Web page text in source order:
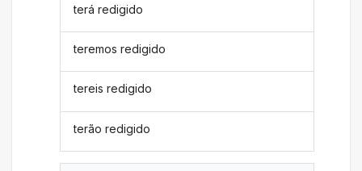
terá redigido
teremos redigido
tereis redigido
terão redigido